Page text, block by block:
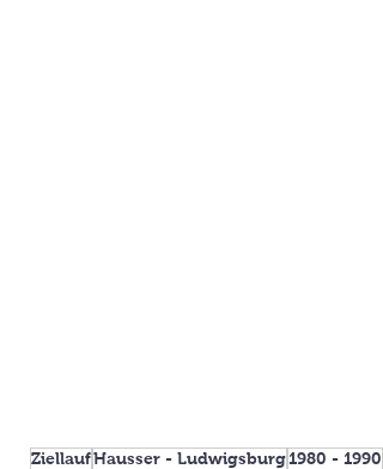
ZiellaufHausser - Ludwigsburg1980 - 1990